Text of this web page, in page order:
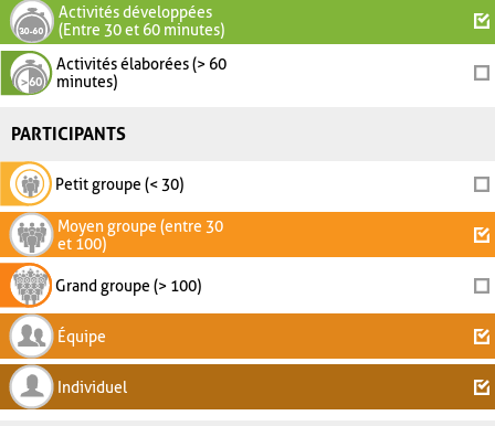
Activités développées
(Entre 30 et 60 minutes)
Activités élaborées (> 60
minutes)
PARTICIPANTS
Petit groupe (< 30)
Moyen groupe (entre 30
et 100)
Grand groupe (> 100)
Équipe
Individuel